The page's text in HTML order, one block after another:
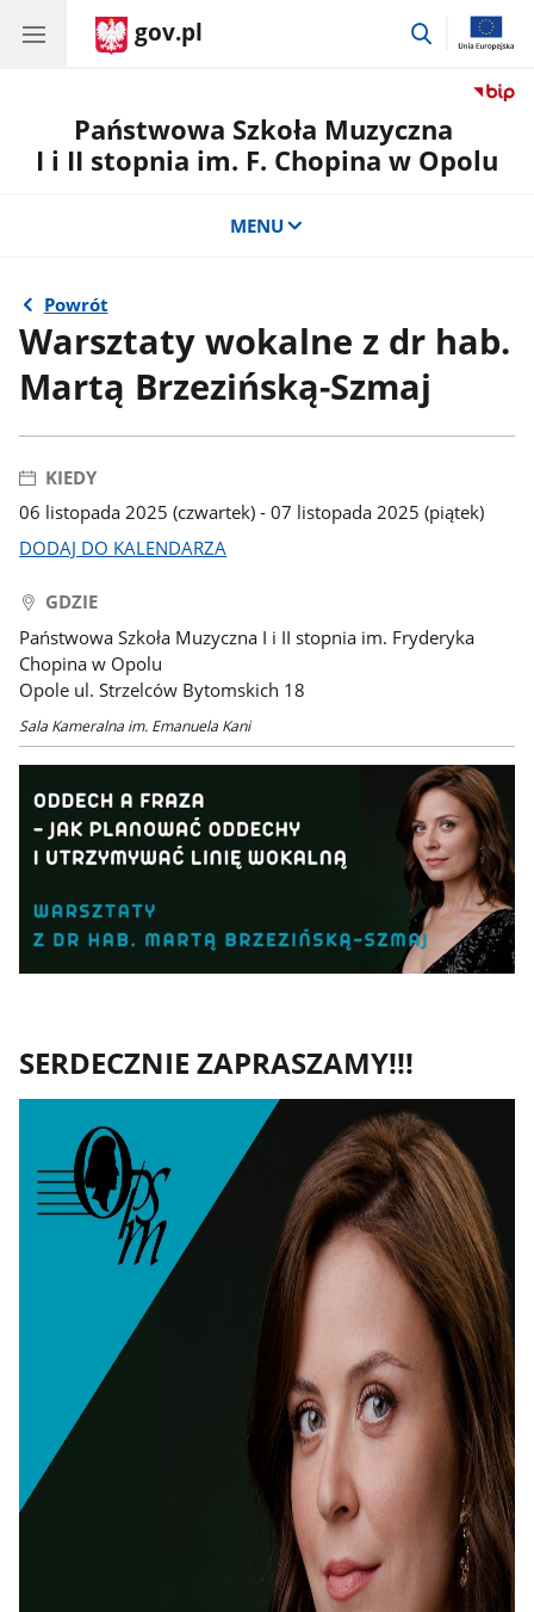
gov.pl
przejdź
Państwowa Szkoła Muzyczna
I i II stopnia im. F. Chopina w Opolu
MENU
Powrót
Warsztaty wokalne z dr hab.
Martą Brzezińską-Szmaj
KIEDY
06 listopada 2025 (czwartek) - 07 listopada 2025 (piątek)
DODAJ DO KALENDARZA
GDZIE
Państwowa Szkoła Muzyczna I i II stopnia im. Fryderyka
Chopina w Opolu
Opole ul. Strzelców Bytomskich 18
Sala Kameralna im. Emanuela Kani
SERDECZNIE ZAPRASZAMY!!!